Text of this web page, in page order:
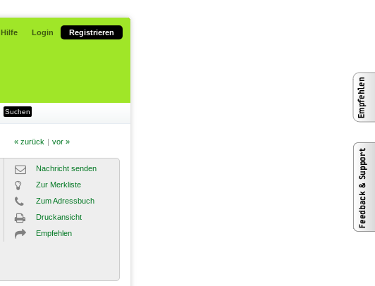
Hilfe Login Registrieren
« zurück | vor »
Nachricht senden
Zur Merkliste
Zum Adressbuch
Druckansicht
Empfehlen